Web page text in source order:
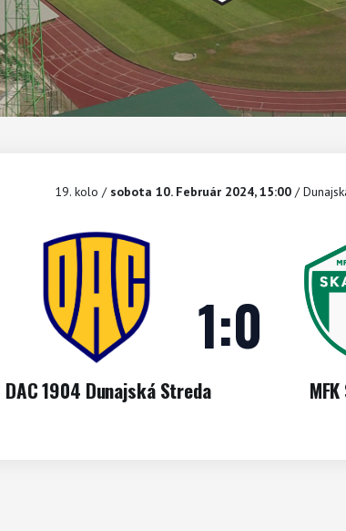
19. kolo / sobota 10. Február 2024, 15:00 /
DAC 1904 Dunajská Streda
1:0